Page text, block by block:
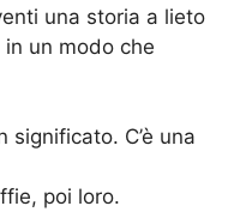
una storia a lieto
un modo che
significato. C’è una
poi loro.